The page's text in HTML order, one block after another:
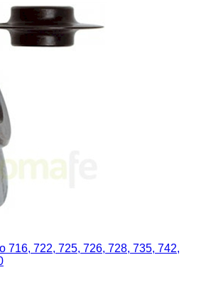
716, 722, 725, 726, 728, 735, 742,